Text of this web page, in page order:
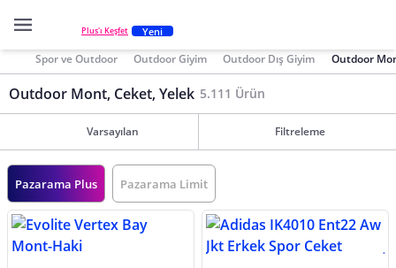
Plus'ı Keşfet Yeni
Spor ve Outdoor Outdoor Giyim Outdoor Dış Giyim Outdoor
Outdoor Mont, Ceket, Yelek 5.111 Ürün
Varsayılan Filtreleme
Pazarama Plus Pazarama Limit